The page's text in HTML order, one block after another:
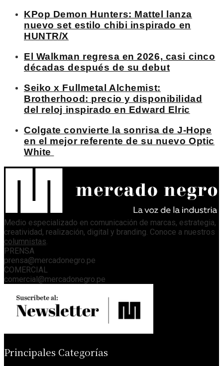
KPop Demon Hunters: Mattel lanza
nuevo set estilo chibi inspirado en
HUNTR/X
El Walkman regresa en 2026, casi cinco
décadas después de su debut
Seiko x Fullmetal Alchemist:
Brotherhood: precio y disponibilidad
del reloj inspirado en Edward Elric
Colgate convierte la sonrisa de J-Hope
en el mejor referente de su nuevo Optic
White
Medio especializado en comunicación de marcas, estrategia,
creatividad, realización, digital y branding. Conoce a nuestros
columnistas.
PRENSA
prensa@mercadonegro.pe
COMERCIAL
comercial@mercadonegro.pe
Principales Categorías